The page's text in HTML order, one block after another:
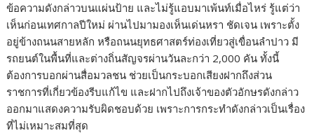
ข้อความดังกล่าวบนแผ่นป้าย และไม่รู้แอบมาเพ้นท์เมื่อไหร่ รู้แต่ว่า
เห็นก่อนเทศกาลปีใหม่ ผ่านไปมามองเห็นเด่นหรา ชัดเจน เพราะตั้ง
อยู่ข้างถนนสายหลัก หรือถนนยุทธศาสตร์ท่องเที่ยวสู่เขื่อนลำปาว มี
รถยนต์ในพื้นที่และต่างถิ่นสัญจรผ่านวันละกว่า 2,000 คัน ทั้งนี้
ต้องการบอกผ่านสื่อมวลชน ช่วยเป็นกระบอกเสียงฝากถึงส่วน
ราชการที่เกี่ยวข้องรีบแก้ไข และฝากไปถึงเจ้าของตัวอักษรดังกล่าว
ออกมาแสดงความรับผิดชอบด้วย เพราะการกระทำดังกล่าวเป็นเรื่อง
ที่ไม่เหมาะสมที่สุด